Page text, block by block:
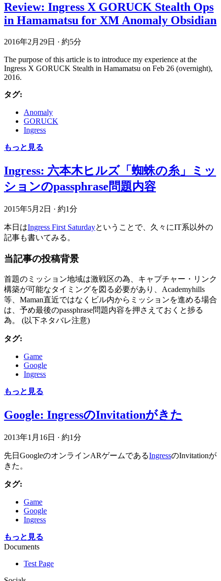
Review: Ingress X GORUCK Stealth Ops
in Hamamatsu for XM Anomaly Obsidian
2016年2月29日 · 約5分
The purpose of this article is to introduce my experience at the
Ingress X GORUCK Stealth in Hamamatsu on Feb 26 (overnight),
2016.
タグ:
Anomaly
GORUCK
Ingress
もっと見る
Ingress: 六本木ヒルズ「蜘蛛の糸」ミッ
ションのpassphrase問題内容
2015年5月2日 · 約1分
本日はIngress First Saturdayということで、久々にIT系以外の
記事も書いてみる。
当記事の投稿背景
首題のミッション地域は激戦区の為、キャプチャー・リンク
構築が可能なタイミングを図る必要があり、Academyhills
等、Maman直近ではなくビル内からミッションを進める場合
は、予め最後のpassphrase問題内容を押さえておくと捗る
為。 (以下ネタバレ注意)
タグ:
Game
Google
Ingress
もっと見る
Google: IngressのInvitationがきた
2013年1月16日 · 約1分
先日GoogleのオンラインARゲームであるIngressのInvitationが
きた。
タグ:
Game
Google
Ingress
もっと見る
Documents
Test Page